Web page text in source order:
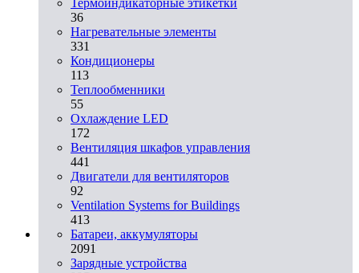
36
Нагревательные элементы
331
Кондиционеры
113
Теплообменники
55
Охлаждение LED
172
Вентиляция шкафов управления
441
Двигатели для вентиляторов
92
Ventilation Systems for Buildings
413
Батареи, аккумуляторы
2091
Зарядные устройства